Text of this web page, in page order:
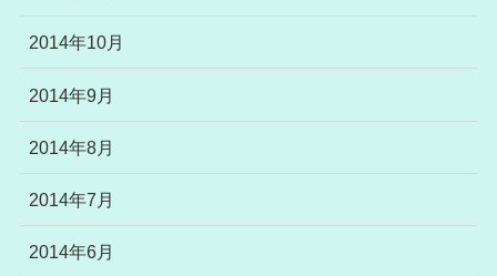
2014年10月
2014年9月
2014年8月
2014年7月
2014年6月